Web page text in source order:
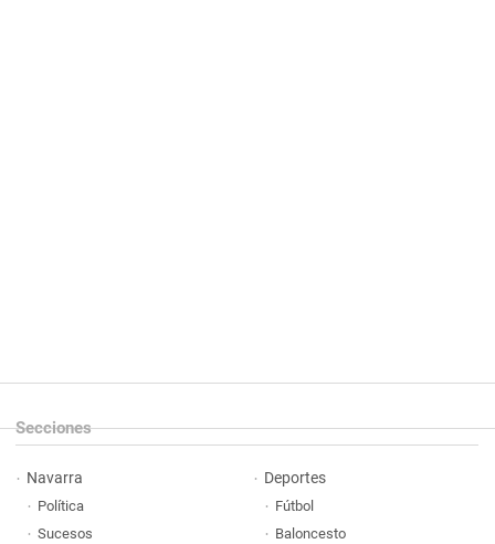
Secciones
Navarra
Política
Sucesos
Deportes
Fútbol
Baloncesto